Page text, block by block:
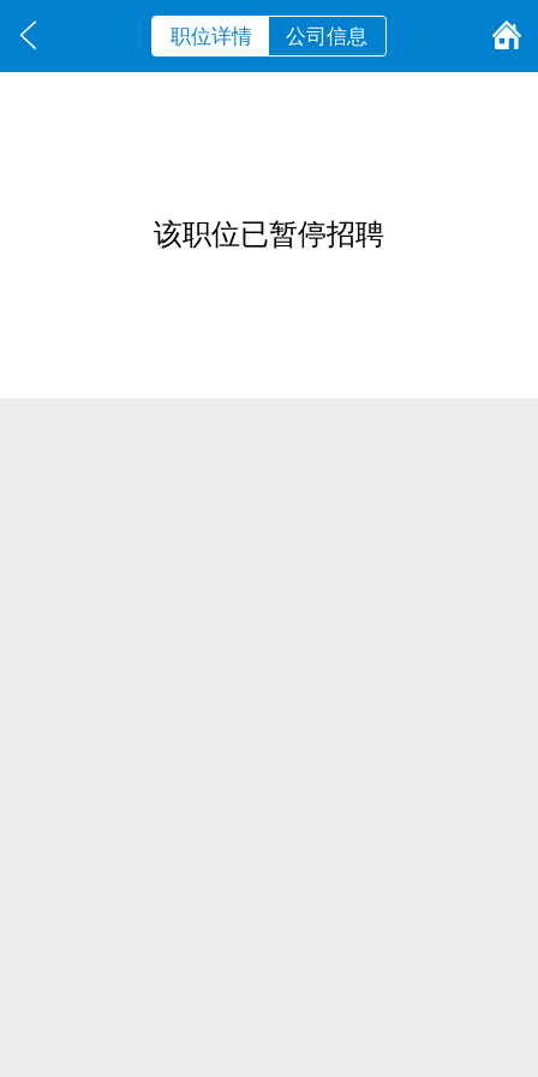
职位详情 公司信息
该职位已暂停招聘